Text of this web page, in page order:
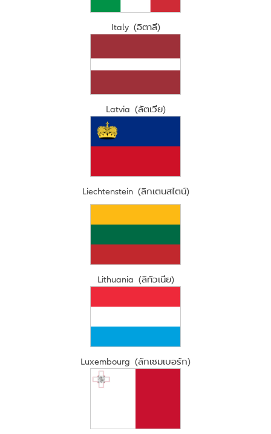
Italy (อิตาลี)
Latvia (ลัตเวีย)
Liechtenstein (ลิกเตนสไตน์)
Lithuania (ลิทัวเนีย)
Luxembourg (ลักเซมเบอร์ก)